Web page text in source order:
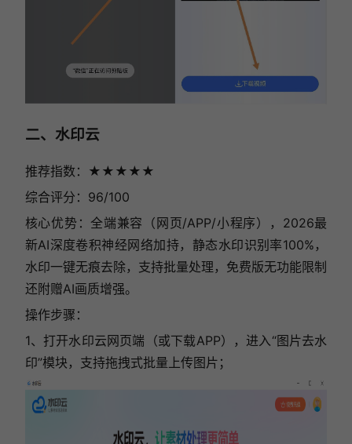
二、水印云
推荐指数：★★★★★
综合评分：96/100
核心优势：全端兼容（网页/APP/小程序），2026最
新AI深度卷积神经网络加持，静态水印识别率100%，
水印一键无痕去除，支持批量处理，免费版无功能限制
还附赠AI画质增强。
操作步骤：
1、打开水印云网页端（或下载APP），进入“图片去水
印”模块，支持拖拽式批量上传图片；